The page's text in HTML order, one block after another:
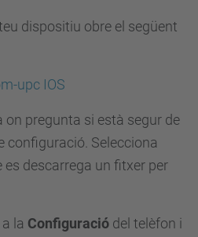
dispositiu obre el següent
upc IOS
on pregunta si està segur de
configuració. Selecciona
es descarrega un fitxer per
la Configuració del telèfon i